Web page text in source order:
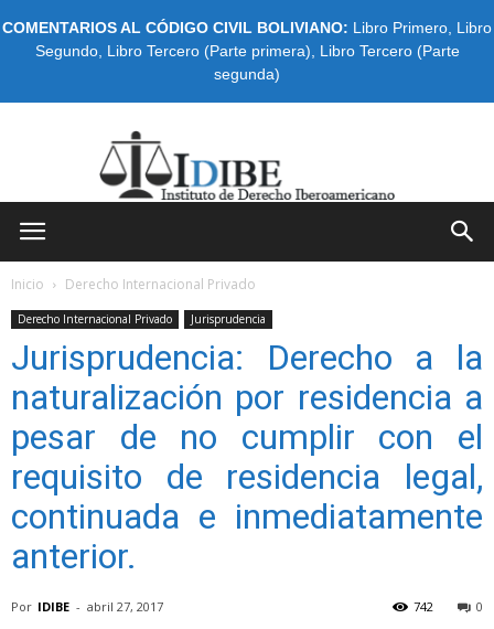
COMENTARIOS AL CÓDIGO CIVIL BOLIVIANO: Libro Primero Libro
Segundo, Libro Tercero (Parte primera)
Libro Tercero (Parte
segunda)
Inicio Derecho Internacional Privado
Derecho Internacional Privado Jurisprudencia
Jurisprudencia: Derecho a la
naturalización por residencia a
pesar de no cumplir con el
requisito de residencia legal,
continuada e inmediatamente
anterior.
Por IDIBE - abril 27, 2017 0
742